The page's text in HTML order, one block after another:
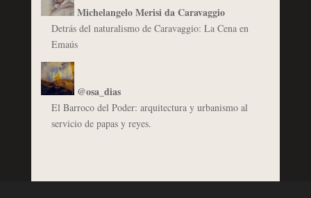
Michelangelo Merisi da Caravaggio
Detrás del naturalismo de Caravaggio: La Cena en
Emaús
@osa_dias
El Barroco del Poder: arquitectura y urbanismo al
servicio de papas y reyes.